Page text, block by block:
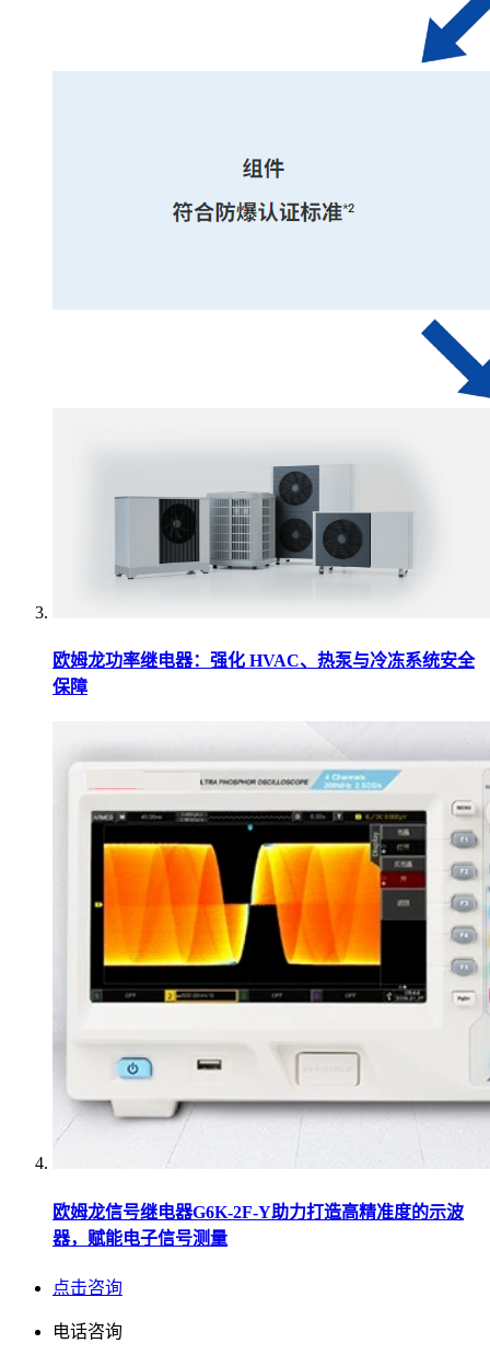
欧姆龙功率继电器：强化 HVAC、热泵与冷冻系统安全
保障
欧姆龙信号继电器G6K-2F-Y助力打造高精准度的示波
器，赋能电子信号测量
点击咨询
电话咨询